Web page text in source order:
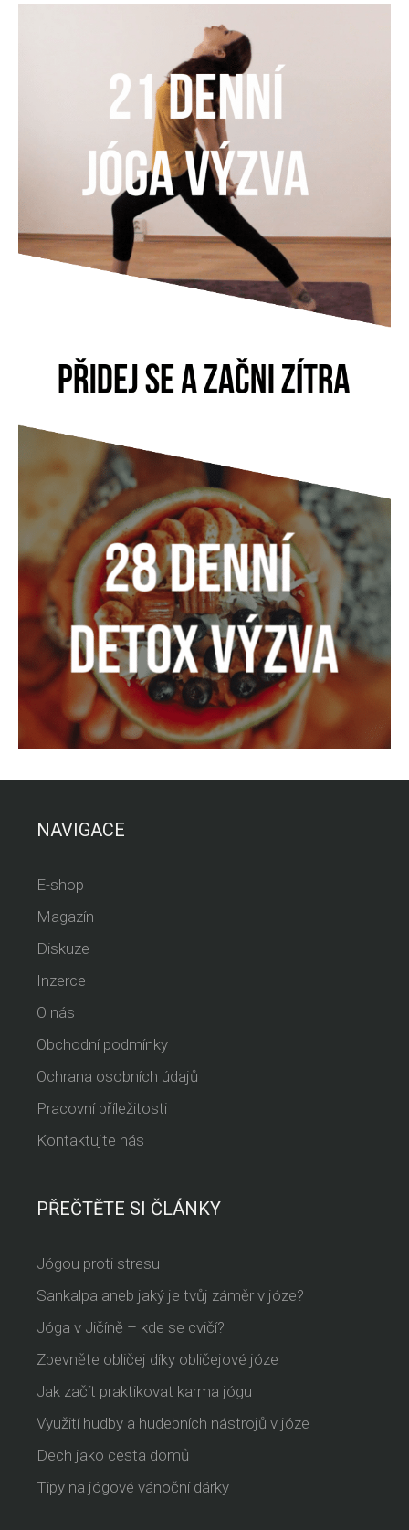
NAVIGACE
E-shop
Magazín
Diskuze
Inzerce
O nás
Obchodní podmínky
Ochrana osobních údajů
Pracovní příležitosti
Kontaktujte nás
PŘEČTĚTE SI ČLÁNKY
Jógou proti stresu
Sankalpa aneb jaký je tvůj záměr v józe?
Jóga v Jičíně – kde se cvičí?
Zpevněte obličej díky obličejové józe
Jak začít praktikovat karma jógu
Využití hudby a hudebních nástrojů v józe
Dech jako cesta domů
Tipy na jógové vánoční dárky